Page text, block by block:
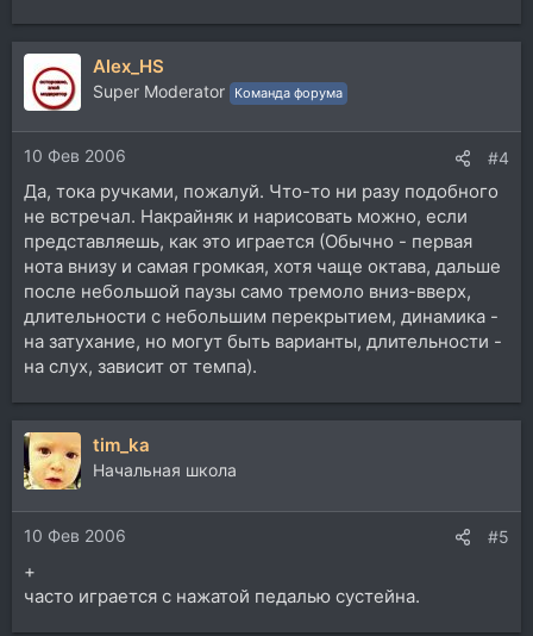
Alex_HS
Super Moderator Команда форума
10 Фев 2006 #4
Да, тока ручками, пожалуй. Что-то ни разу подобного
не встречал. Накрайняк и нарисовать можно, если
представляешь, как это играется (Обычно - первая
нота внизу и самая громкая, хотя чаще октава, дальше
после небольшой паузы само тремоло вниз-вверх,
длительности с небольшим перекрытием, динамика -
на затухание, но могут быть варианты, длительности -
на слух, зависит от темпа).
tim_ka
Начальная школа
10 Фев 2006 #5
+
часто играется с нажатой педалью сустейна.